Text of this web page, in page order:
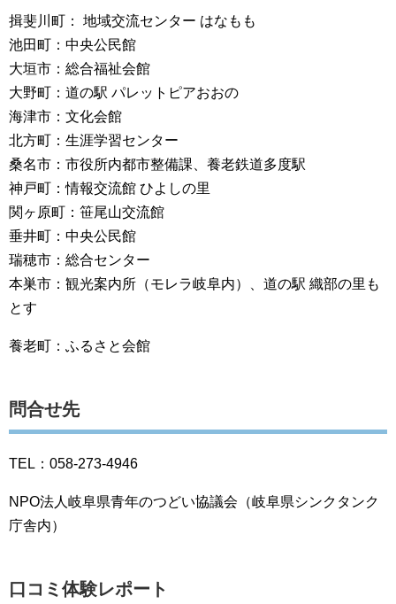
揖斐川町： 地域交流センター はなもも
池田町：中央公民館
大垣市：総合福祉会館
大野町：道の駅 パレットピアおおの
海津市：文化会館
北方町：生涯学習センター
桑名市：市役所内都市整備課、養老鉄道多度駅
神戸町：情報交流館 ひよしの里
関ヶ原町：笹尾山交流館
垂井町：中央公民館
瑞穂市：総合センター
本巣市：観光案内所（モレラ岐阜内）、道の駅 織部の里も
とす
養老町：ふるさと会館
問合せ先
TEL：058-273-4946
NPO法人岐阜県青年のつどい協議会（岐阜県シンクタンク
庁舎内）
口コミ体験レポート